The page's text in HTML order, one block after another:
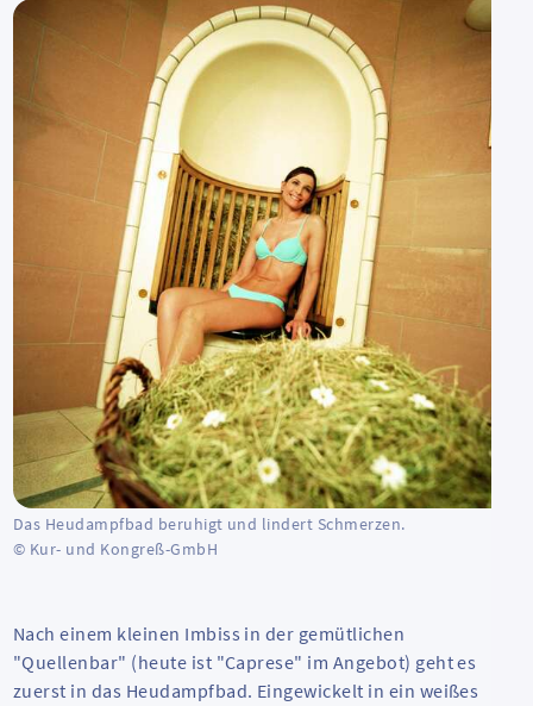
Das Heudampfbad beruhigt und lindert Schmerzen.
© Kur- und Kongreß-GmbH
Nach einem kleinen Imbiss in der gemütlichen
"Quellenbar" (heute ist "Caprese" im Angebot) geht es
zuerst in das Heudampfbad. Eingewickelt in ein weißes